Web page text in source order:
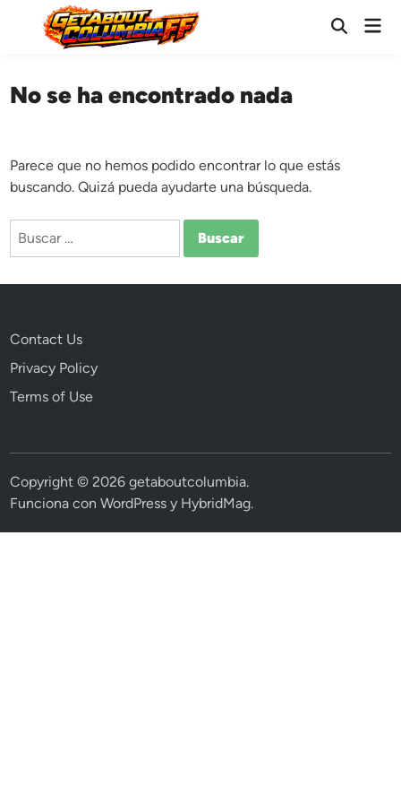
contenido
Abrir
No se ha encontrado nada
Parece que no hemos podido encontrar lo que estás
buscando. Quizá pueda ayudarte una búsqueda.
Buscar:
Contact Us
Privacy Policy
Terms of Use
Copyright © 2026getaboutcolumbia.
Funciona conWordPress y HybridMag.